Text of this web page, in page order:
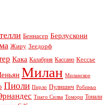
Беннасер Берлускони
Жиру Зеедорф
Кака Калабрия Кассано Кессье
Милан Миланское
Пиоли Пирло Пулишич Робиньо
Тиаго Силва Томори Тонали